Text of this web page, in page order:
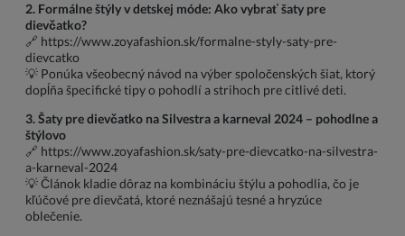
2. Formálne štýly v detskej móde: Ako vybrať šaty pre
dievčatko?
🔗 https://www.zoyafashion.sk/formalne-styly-saty-pre-
dievcatko
💡 Ponúka všeobecný návod na výber spoločenských šiat, ktorý
dopĺňa špecifické tipy o pohodlí a strihoch pre citlivé deti.
3. Šaty pre dievčatko na Silvestra a karneval 2024 – pohodlne a
štýlovo
🔗 https://www.zoyafashion.sk/saty-pre-dievcatko-na-silvestra-
a-karneval-2024
💡 Článok kladie dôraz na kombináciu štýlu a pohodlia, čo je
kľúčové pre dievčatá, ktoré neznášajú tesné a hryzúce
oblečenie.